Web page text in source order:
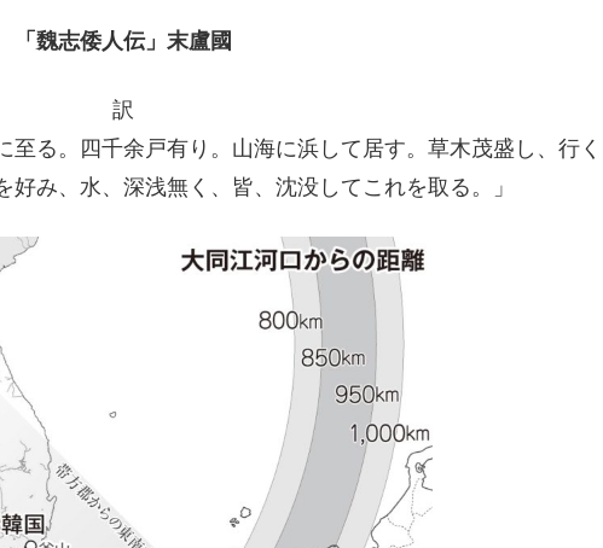
「魏志倭人伝」末盧國
訳
至る。四千余戸有り。山海に浜して居す。草木茂盛し、行く
好み、水、深浅無く、皆、沈没してこれを取る。」